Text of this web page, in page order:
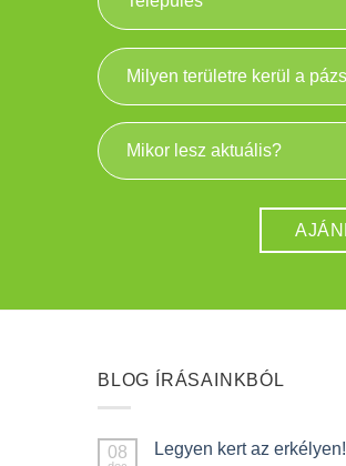
BLOG ÍRÁSAINKBÓL
08 Legyen kert az erkélyen!